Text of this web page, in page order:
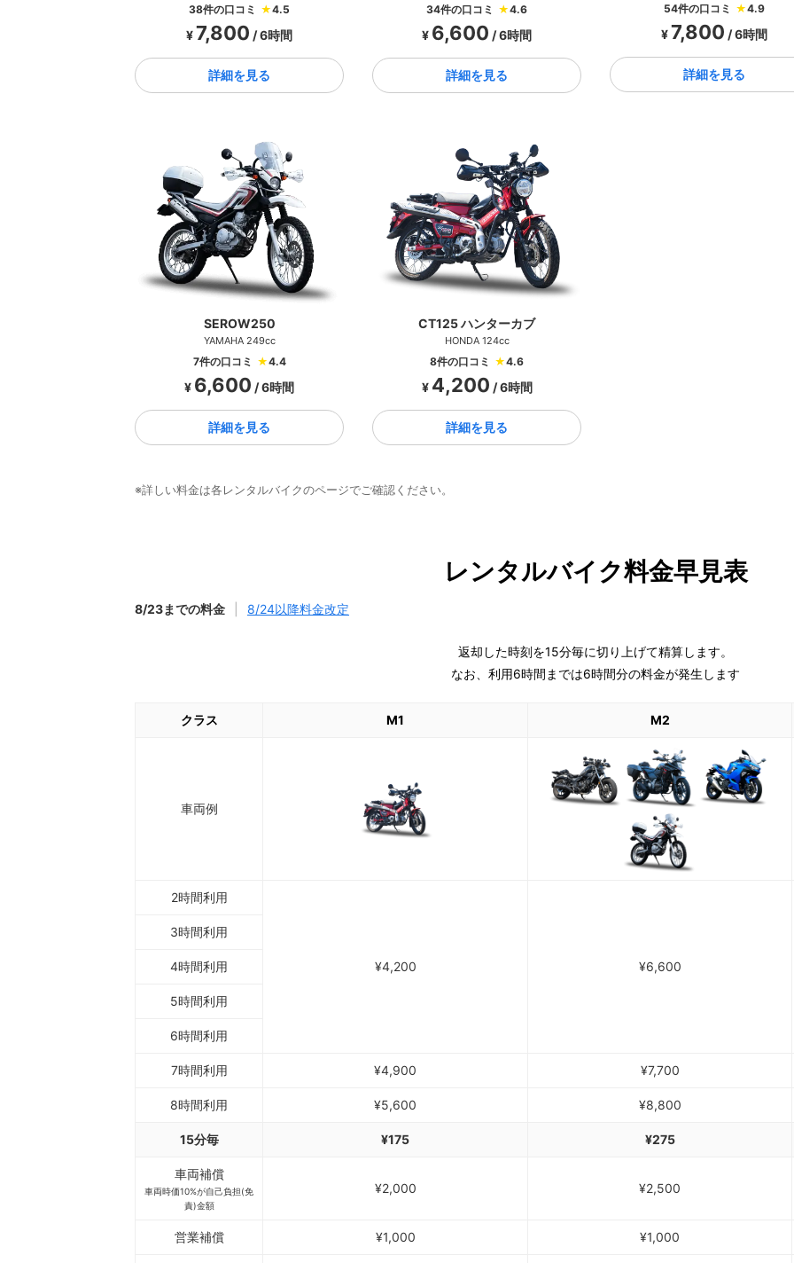
38件の口コミ ★4.5
¥7,800 / 6時間
詳細を見る
34件の口コミ ★4.6
¥ 6,600 / 6時間
詳細を見る
54件の口コミ ★4.9
¥7,800 / 6時間
詳細を見る
SEROW250
YAMAHA 249cc
7件の口コミ ★4.4
¥ 6,600 / 6時間
詳細を見る
CT125 ハンターカブ
HONDA 124cc
8件の口コミ ★4.6
¥ 4,200 / 6時間
詳細を見る
※詳しい料金は各レンタルバイクのページでご確認ください。
レンタルバイク料金早見表
8/23までの料金 8/24以降料金改定
返却した時刻を15分毎に切り上げて精算します。
なお、利用6時間までは6時間分の料金が発生します
クラス M1 M2
車両例
2時間利用
¥4,200 ¥6,600
3時間利用
4時間利用
5時間利用
6時間利用
7時間利用 ¥4,900 ¥7,700
8時間利用 ¥5,600 ¥8,800
15分毎 ¥175 ¥275
車両補償
車両時価10%が自己負担(免
責)金額
¥2,000 ¥2,500
営業補償 ¥1,000 ¥1,000